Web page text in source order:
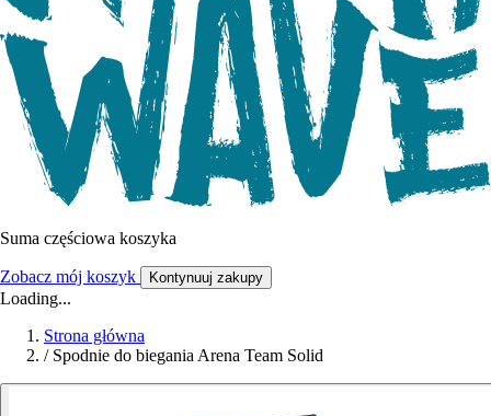
Suma częściowa koszyka
Zobacz mój koszyk Kontynuuj zakupy
Loading...
Strona główna
/ Spodnie do biegania Arena Team Solid